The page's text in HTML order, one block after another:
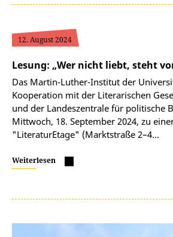
12. August 2024
Lesung: „Wer nicht liebt, steht
Das Martin-Luther-Institut der
Kooperation mit der Literarischen
und der Landeszentrale für politische
Mittwoch, 18. September 2024, zu
"LiteraturEtage" (Marktstraße 2–4…
Weiterlesen